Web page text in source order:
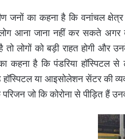
जनों का कहना है कि वनांचल
आना जाना नहीं कर सकते अगर
तो लोगों को बड़ी राहत होगी
कहना है कि पंडरिया हॉस्पिटल
हॉस्पिटल या आइसोलेशन सेंटर की
जो कि कोरोना से पीड़ित हैं